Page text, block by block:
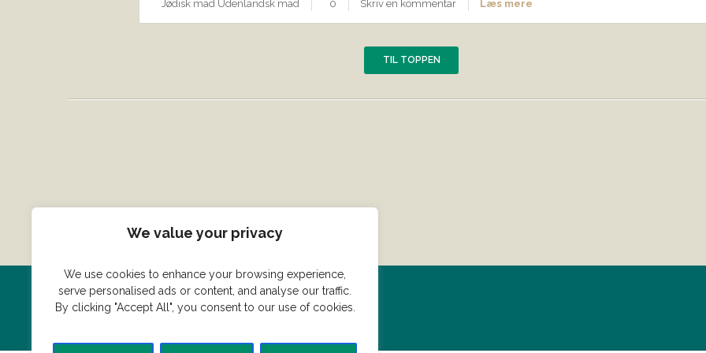
We value your privacy
We use cookies to enhance your browsing experience,
serve personalised ads or content, and analyse our traffic.
By clicking "Accept All", you consent to our use of cookies.
Jødisk mad Udenlandsk mad 0 Skriv en kommentar Læs mere
TIL TOPPEN
Har du en konge ret du vil dele?